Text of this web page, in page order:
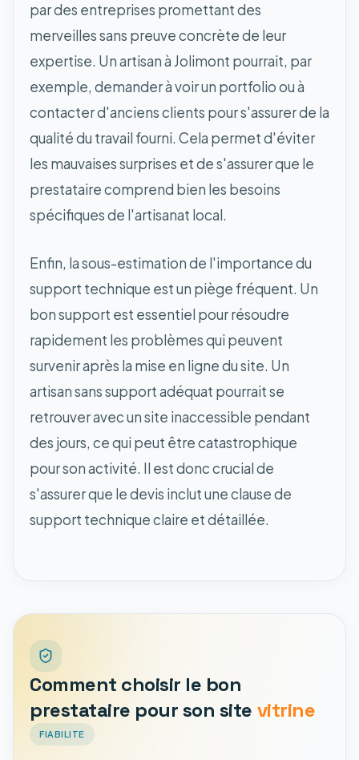
par des entreprises promettant des
merveilles sans preuve concrète de leur
expertise. Un artisan à Jolimont pourrait, par
exemple, demander à voir un portfolio ou à
contacter d'anciens clients pour s'assurer de la
qualité du travail fourni. Cela permet d'éviter
les mauvaises surprises et de s'assurer que le
prestataire comprend bien les besoins
spécifiques de l'artisanat local.
Enfin, la sous-estimation de l'importance du
support technique est un piège fréquent. Un
bon support est essentiel pour résoudre
rapidement les problèmes qui peuvent
survenir après la mise en ligne du site. Un
artisan sans support adéquat pourrait se
retrouver avec un site inaccessible pendant
des jours, ce qui peut être catastrophique
pour son activité. Il est donc crucial de
s'assurer que le devis inclut une clause de
support technique claire et détaillée.
Comment choisir le bon
prestataire pour son site vitrine
FIABILITE